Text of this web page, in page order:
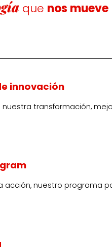
que nos mueve
innovación
nuestra transformación,
acción, nuestro programa